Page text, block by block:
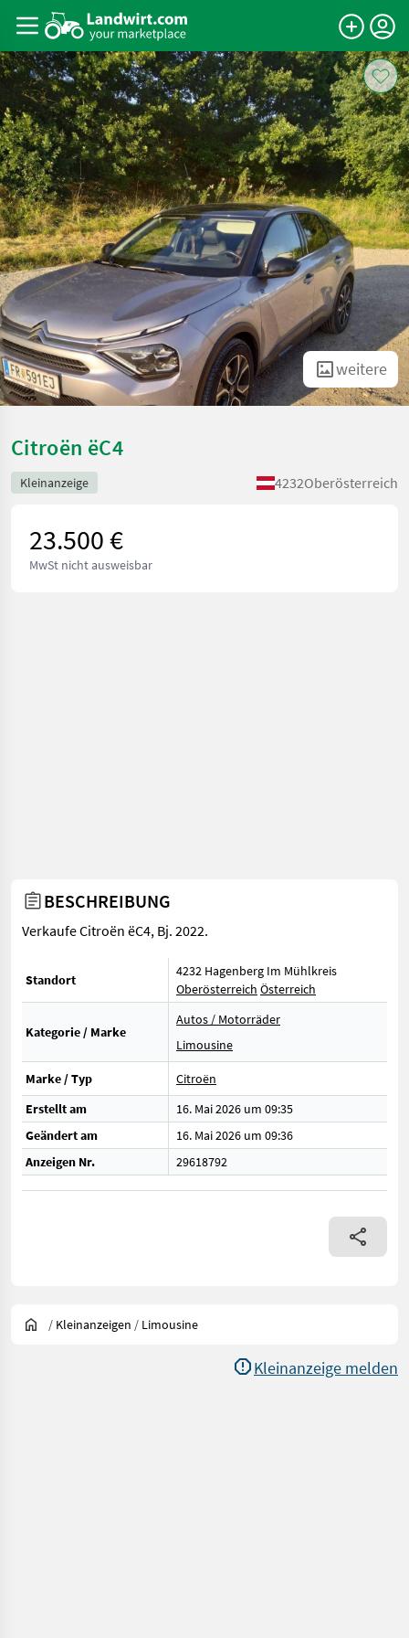
weitere
Citroën ëC4
Kleinanzeige 4232Oberösterreich
23.500 €
MwSt nicht ausweisbar
BESCHREIBUNG
Verkaufe Citroën ëC4, Bj. 2022.
Standort
4232 Hagenberg Im Mühlkreis
Oberösterreich Österreich
Kategorie / Marke
Autos / Motorräder
Limousine
Marke / Typ
Citroën
Erstellt am
16. Mai 2026 um 09:35
Geändert am
16. Mai 2026 um 09:36
Anzeigen Nr.
29618792
/ Kleinanzeigen / Limousine
Kleinanzeige melden